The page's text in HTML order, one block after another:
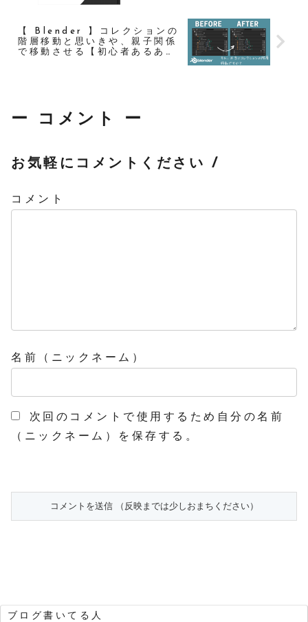
【 Blender 】コレクションの
階層移動と思いきや、親子関係
で移動させる【初心者あるあ
ー コメント ー
お気軽にコメントください /
コメント
名前（ニックネーム）
次回のコメントで使用するため自分の名前
（ニックネーム）を保存する。
ブログ書いてる人